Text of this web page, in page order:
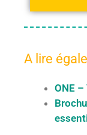
A lire
ONE